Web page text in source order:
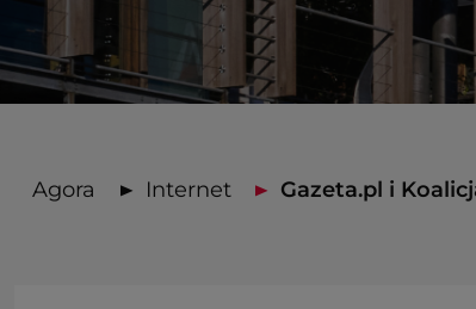
Agora Internet Gazeta.pl i